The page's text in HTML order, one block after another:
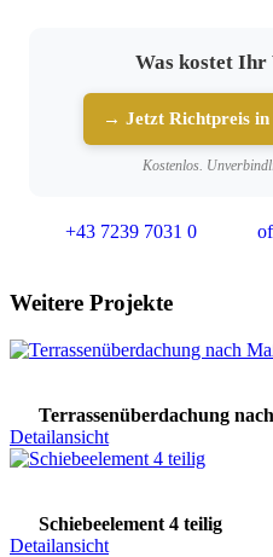
Was kostet
→ Jetzt Richtpreis in
Kostenlos.
+43 7239 7031 0
Weitere Projekte
Terrassenüberdachung
Detailansicht
Schiebeelement 4 teilig
Detailansicht